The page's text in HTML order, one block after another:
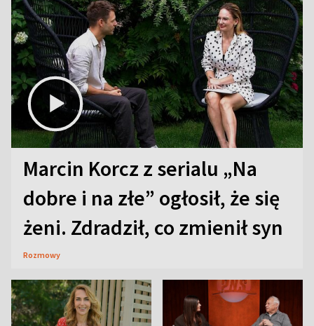
Marcin Korcz z serialu „Na
dobre i na złe” ogłosił, że się
żeni. Zdradził, co zmienił syn
Rozmowy